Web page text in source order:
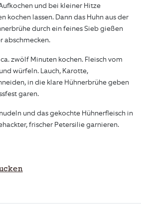
und bei kleiner Hitze
kochen lassen. Dann das Huhn aus der
durch ein feines Sieb gießen
abschmecken.
zwölf Minuten kochen. Fleisch vom
würfeln. Lauch, Karotte,
in die klare Hühnerbrühe geben
garen.
und das gekochte Hühnerfleisch in
frischer Petersilie garnieren.